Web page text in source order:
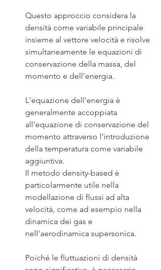
Questo approccio considera la
densità come variabile principale
insieme al vettore velocità e risolve
simultaneamente le equazioni di
conservazione della massa, del
momento e dell'energia.
L'equazione dell'energia è
generalmente accoppiata
all'equazione di conservazione del
momento attraverso l'introduzione
della temperatura come variabile
aggiuntiva.
Il metodo density-based è
particolarmente utile nella
modellazione di flussi ad alta
velocità, come ad esempio nella
dinamica dei gas e
nell'aerodinamica supersonica.
Poiché le fluttuazioni di densità